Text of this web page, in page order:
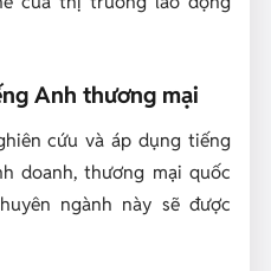
Anh thương mại
cứu và áp dụng tiếng
doanh, thương mại quốc
ngành này sẽ được